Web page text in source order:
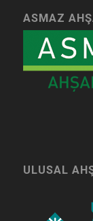
ASMAZ
ULUSAL